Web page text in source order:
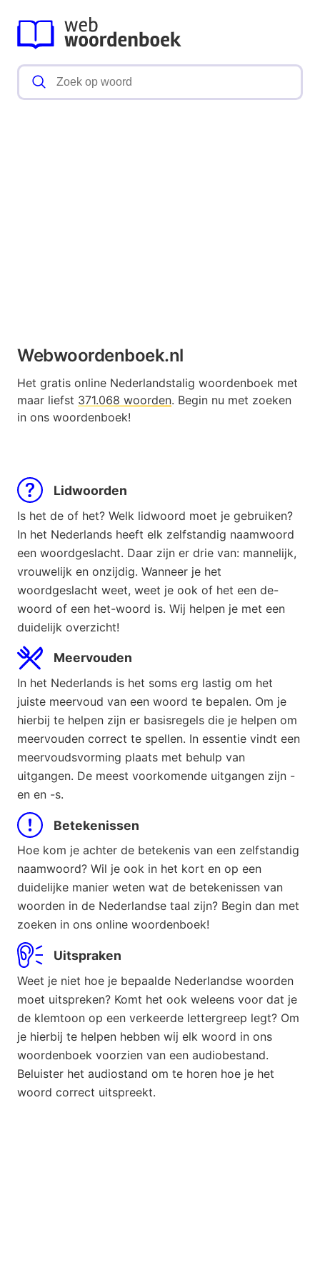
Webwoordenboek.nl
Het gratis online Nederlandstalig woordenboek met
maar liefst 371.068 woorden. Begin nu met zoeken
in ons woordenboek!
Lidwoorden
Is het de of het? Welk lidwoord moet je gebruiken?
In het Nederlands heeft elk zelfstandig naamwoord
een woordgeslacht. Daar zijn er drie van: mannelijk,
vrouwelijk en onzijdig. Wanneer je het
woordgeslacht weet, weet je ook of het een de-
woord of een het-woord is. Wij helpen je met een
duidelijk overzicht!
Meervouden
In het Nederlands is het soms erg lastig om het
juiste meervoud van een woord te bepalen. Om je
hierbij te helpen zijn er basisregels die je helpen om
meervouden correct te spellen. In essentie vindt een
meervoudsvorming plaats met behulp van
uitgangen. De meest voorkomende uitgangen zijn -
en en -s.
Betekenissen
Hoe kom je achter de betekenis van een zelfstandig
naamwoord? Wil je ook in het kort en op een
duidelijke manier weten wat de betekenissen van
woorden in de Nederlandse taal zijn? Begin dan met
zoeken in ons online woordenboek!
Uitspraken
Weet je niet hoe je bepaalde Nederlandse woorden
moet uitspreken? Komt het ook weleens voor dat je
de klemtoon op een verkeerde lettergreep legt? Om
je hierbij te helpen hebben wij elk woord in ons
woordenboek voorzien van een audiobestand.
Beluister het audiostand om te horen hoe je het
woord correct uitspreekt.